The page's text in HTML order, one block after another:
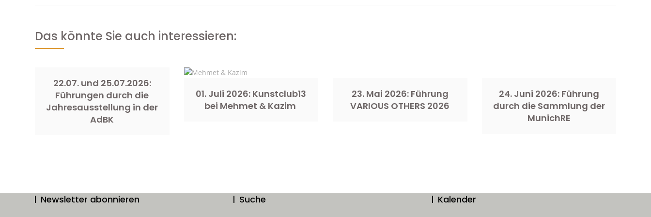
Das könnte Sie auch interessieren:
22.07. und 25.07.2026:
Führungen durch die
Jahresausstellung in der
AdBK
01. Juli 2026: Kunstclub13
bei Mehmet & Kazim
23. Mai 2026: Führung
VARIOUS OTHERS 2026
24. Juni 2026: Führung
durch die Sammlung der
MunichRE
Newsletter abonnieren Suche Kalender